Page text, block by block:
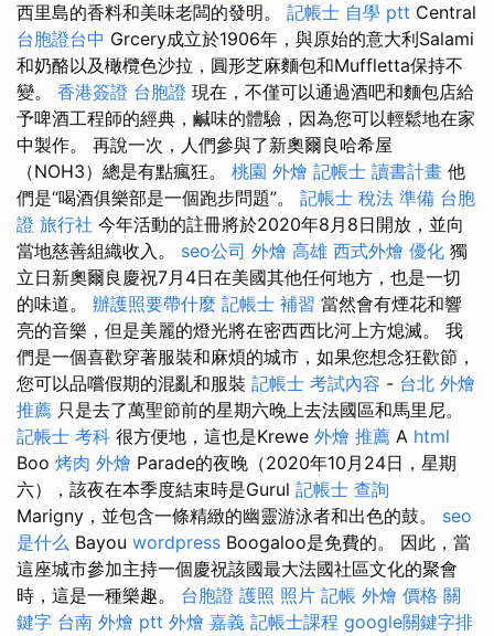
西里島的香料和美味老闆的發明。 記帳士 自學 ptt Central
台胞證台中 Grcery成立於1906年，與原始的意大利Salami
和奶酪以及橄欖色沙拉，圓形芝麻麵包和Muffletta保持不
變。 香港簽證 台胞證 現在，不僅可以通過酒吧和麵包店給
予啤酒工程師的經典，鹹味的體驗，因為您可以輕鬆地在家
中製作。 再說一次，人們參與了新奧爾良哈希屋
（NOH3）總是有點瘋狂。 桃園 外燴 記帳士 讀書計畫 他
們是“喝酒俱樂部是一個跑步問題”。 記帳士 稅法 準備 台胞
證 旅行社 今年活動的註冊將於2020年8月8日開放，並向
當地慈善組織收入。 seo公司 外燴 高雄 西式外燴 優化 獨
立日新奧爾良慶祝7月4日在美國其他任何地方，也是一切
的味道。 辦護照要帶什麼 記帳士 補習 當然會有煙花和響
亮的音樂，但是美麗的燈光將在密西西比河上方熄滅。 我
們是一個喜歡穿著服裝和麻煩的城市，如果您想念狂歡節，
您可以品嚐假期的混亂和服裝 記帳士 考試內容 - 台北 外燴
推薦 只是去了萬聖節前的星期六晚上去法國區和馬里尼。
記帳士 考科 很方便地，這也是Krewe 外燴 推薦 A html
Boo 烤肉 外燴 Parade的夜晚（2020年10月24日，星期
六），該夜在本季度結束時是Gurul 記帳士 查詢
Marigny，並包含一條精緻的幽靈游泳者和出色的鼓。 seo
是什么 Bayou wordpress Boogaloo是免費的。 因此，當
這座城市參加主持一個慶祝該國最大法國社區文化的聚會
時，這是一種樂趣。 台胞證 護照 照片 記帳 外燴 價格 關
鍵字 台南 外燴 ptt 外燴 嘉義 記帳士課程 google關鍵字排